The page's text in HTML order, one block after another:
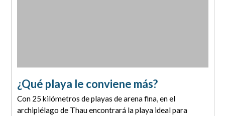
¿Qué playa le conviene más?
Con 25 kilómetros de playas de arena fina, en el
archipiélago de Thau encontrará la playa ideal para